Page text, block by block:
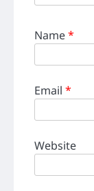
Name*
Email *
Website